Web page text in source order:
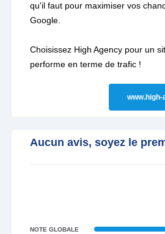
qu'il faut pour maximiser vos
Google.
Choisissez High Agency pour un
performe en terme de trafic !
Aucun avis, soyez le
NOTE GLOBALE